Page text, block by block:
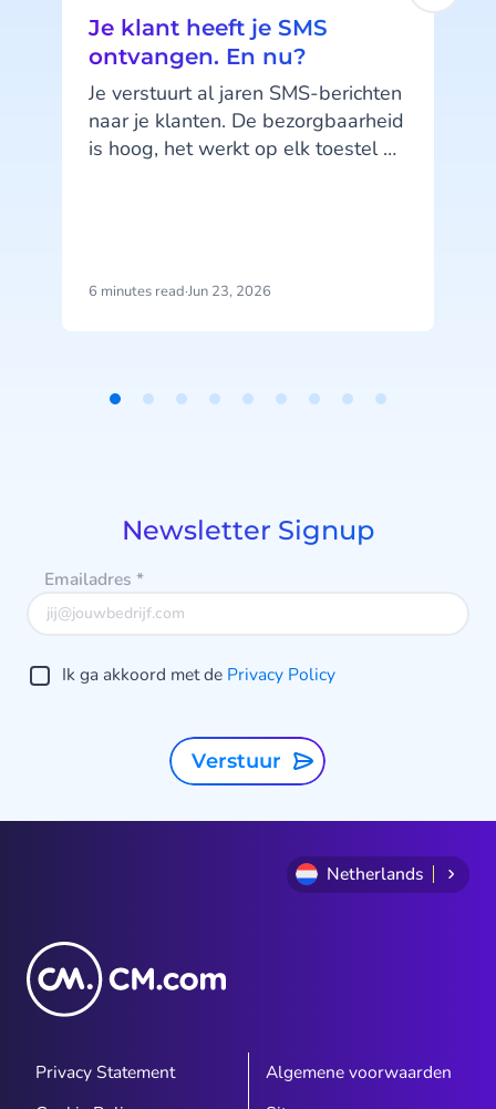
Je klant heeft je SMS
ontvangen. En nu?
Je verstuurt al jaren SMS-berichten
naar je klanten. De bezorgbaarheid
is hoog, het werkt op elk toestel en
6 minutes read·Jun 23, 2026
Newsletter Signup
Emailadres *
Ik ga akkoord met de Privacy Policy
Verstuur
Netherlands
Privacy Statement
Algemene voorwaarden